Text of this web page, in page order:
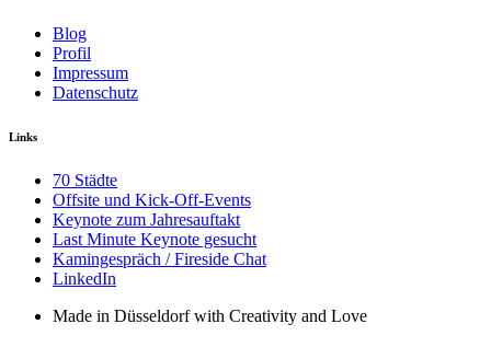
Blog
Profil
Impressum
Datenschutz
Links
70 Städte
Offsite und Kick-Off-Events
Keynote zum Jahresauftakt
Last Minute Keynote gesucht
Kamingespräch / Fireside Chat
LinkedIn
Made in Düsseldorf with Creativity and Love